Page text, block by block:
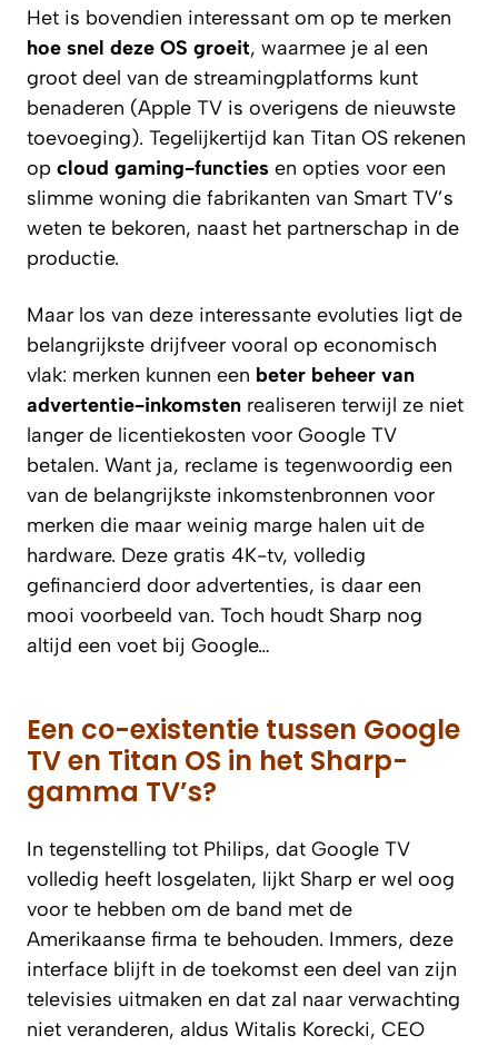
Het is bovendien interessant om op te merken
hoe snel deze OS groeit, waarmee je al een
groot deel van de streamingplatforms kunt
benaderen (Apple TV is overigens de nieuwste
toevoeging). Tegelijkertijd kan Titan OS rekenen
op cloud gaming-functies en opties voor een
slimme woning die fabrikanten van Smart TV’s
weten te bekoren, naast het partnerschap in de
productie.
Maar los van deze interessante evoluties ligt de
belangrijkste drijfveer vooral op economisch
vlak: merken kunnen een beter beheer van
advertentie-inkomsten realiseren terwijl ze niet
langer de licentiekosten voor Google TV
betalen. Want ja, reclame is tegenwoordig een
van de belangrijkste inkomstenbronnen voor
merken die maar weinig marge halen uit de
hardware. Deze gratis 4K-tv, volledig
gefinancierd door advertenties, is daar een
mooi voorbeeld van. Toch houdt Sharp nog
altijd een voet bij Google…
Een co-existentie tussen Google
TV en Titan OS in het Sharp-
gamma TV’s?
In tegenstelling tot Philips, dat Google TV
volledig heeft losgelaten, lijkt Sharp er wel oog
voor te hebben om de band met de
Amerikaanse firma te behouden. Immers, deze
interface blijft in de toekomst een deel van zijn
televisies uitmaken en dat zal naar verwachting
niet veranderen, aldus Witalis Korecki, CEO